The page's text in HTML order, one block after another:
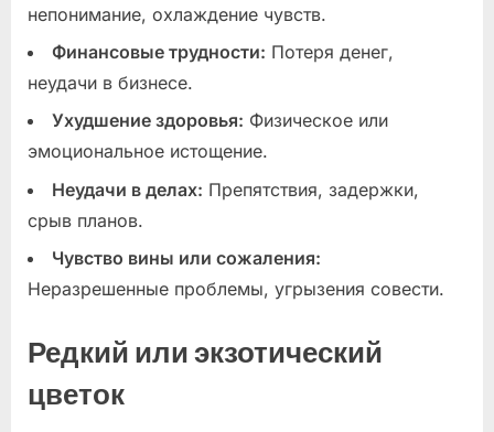
непонимание, охлаждение чувств.
Финансовые трудности: Потеря денег,
неудачи в бизнесе.
Ухудшение здоровья: Физическое или
эмоциональное истощение.
Неудачи в делах: Препятствия, задержки,
срыв планов.
Чувство вины или сожаления:
Неразрешенные проблемы, угрызения совести.
Редкий или экзотический
цветок